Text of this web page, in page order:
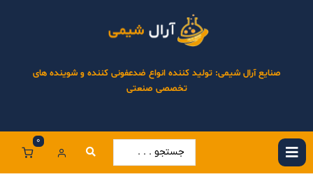
صنایع آرال شیمی: تولید کننده انواع ضدعفونی کننده و شوینده های
تخصصی صنعتی
0